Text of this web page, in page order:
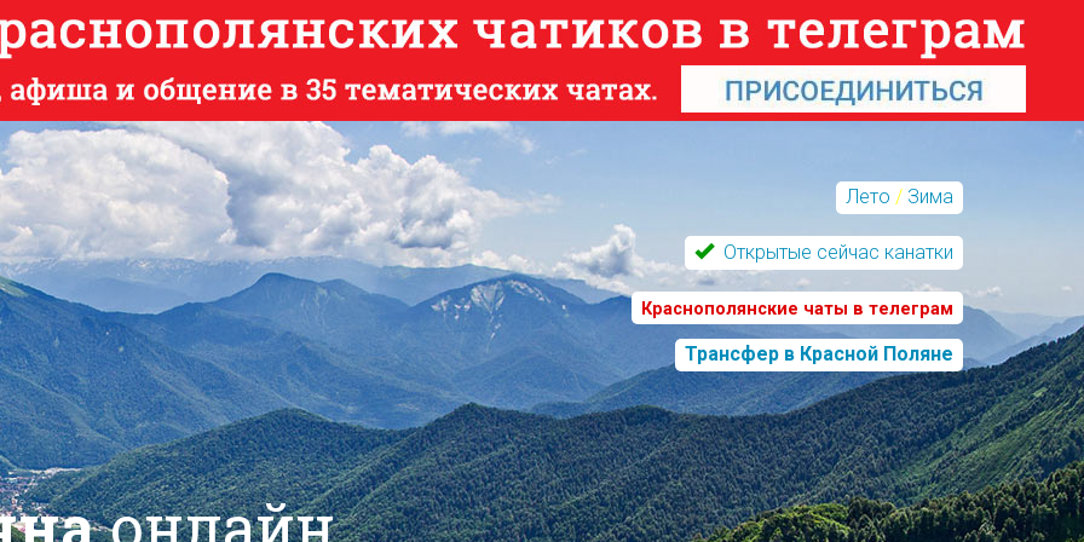
Лето / Зима
Открытые сейчас канатки
Краснополянские чаты в телеграм
Трансфер в Красной Поляне